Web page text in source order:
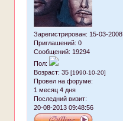
Зарегистрирован: 15-03-2008
Приглашений: 0
Сообщений: 19294
Пол:
Возраст: 35 [1990-10-20]
Провел на форуме:
1 месяц 4 дня
Последний визит:
20-08-2013 09:48:56